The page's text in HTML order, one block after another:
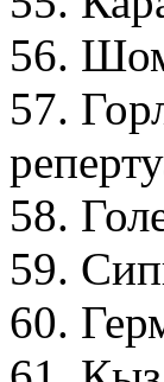
56.
57.
58.
59.
60.